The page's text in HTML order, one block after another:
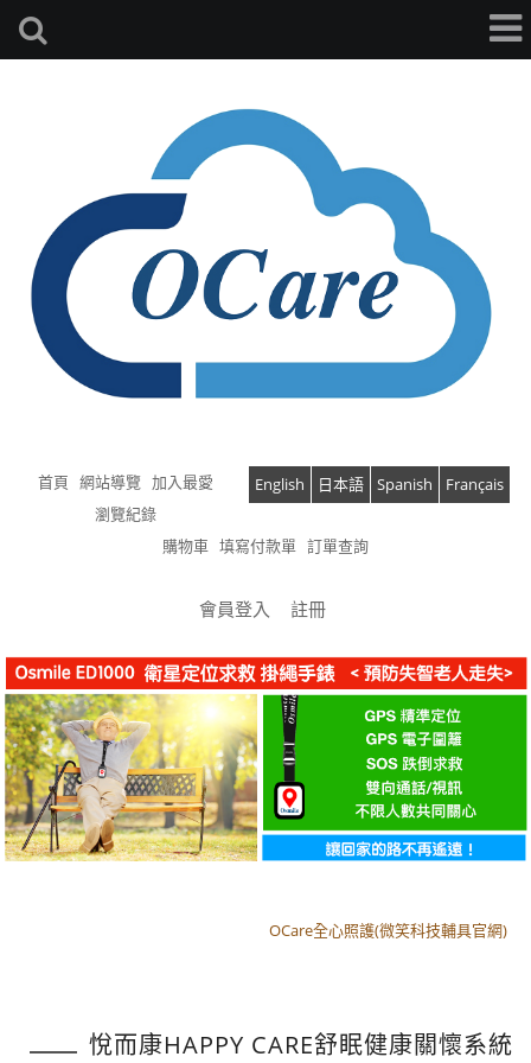
首頁 網站導覽 加入最愛 English 日本語 Spanish
Français
瀏覽紀錄
購物車 填寫付款單 訂單查詢
會員登入 註冊
OCare全心照護(微笑科技輔具官網)
悅而康HAPPY CARE舒眠健康關懷系統